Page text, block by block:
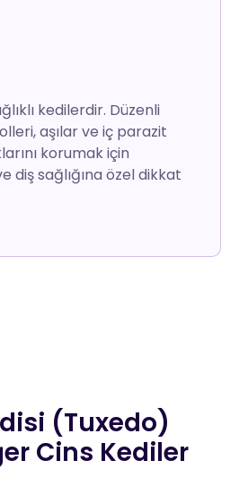
kedilerdir. Düzenli
aşılar ve iç parazit
korumak için
diş sağlığına özel dikkat
(Tuxedo)
Cins Kediler